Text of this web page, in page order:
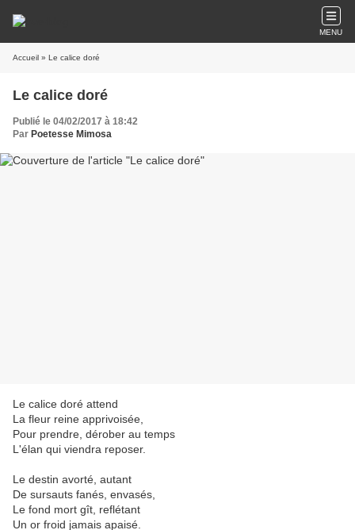
MENU
Accueil » Le calice doré
Le calice doré
Publié le 04/02/2017 à 18:42
Par Poetesse Mimosa
Le calice doré attend
La fleur reine apprivoisée,
Pour prendre, dérober au temps
L'élan qui viendra reposer.
Le destin avorté, autant
De sursauts fanés, envasés,
Le fond mort gît, reflétant
Un or froid jamais apaisé.